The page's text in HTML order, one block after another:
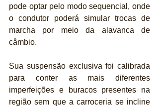
pode optar pelo modo sequencial, onde
o condutor poderá simular trocas de
marcha por meio da alavanca de
câmbio.
Sua suspensão exclusiva foi calibrada
para conter as mais diferentes
imperfeições e buracos presentes na
região sem que a carroceria se incline